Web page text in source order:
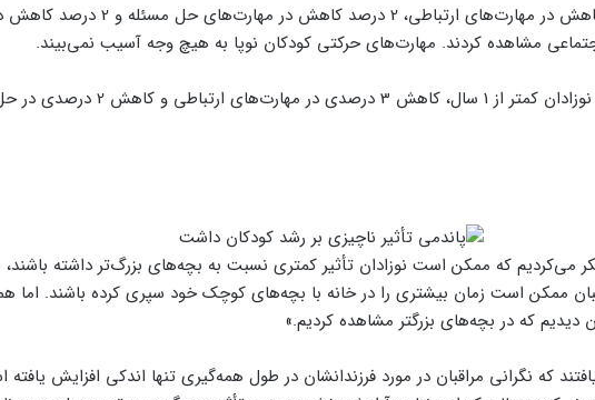
آنها حدود 3 درصد کاهش در مهارت‌های ارتباطی، 2 درصد کاهش در مهارت‌های حل مسئله و 2
مشاهده کردند. مهارت‌های حرکتی کودکان نوپا به هیچ وجه آسیب نمی‌بیند.
محققان با نگاهی به نوزادان کمتر از 1 سال، کاهش 3 درصدی
می‌کردیم که ممکن است نوزادان تأثیر کمتری نسبت به بچه‌های بزرگ‌تر داشته باشند،
ممکن است زمان بیشتری را در خانه با بچه‌های کوچک خود سپری کرده باشند. اما
دیدیم که در بچه‌های بزرگتر مشاهده کردیم.»
که نگرانی مراقبان در مورد فرزندانشان در طول همه‌گیری تنها اندکی افزایش